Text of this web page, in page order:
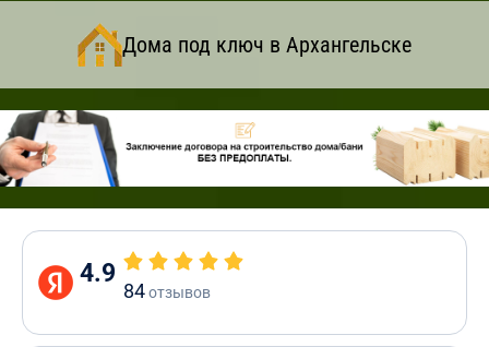
Дома под ключ в Архангельске
4.9
84отзывов